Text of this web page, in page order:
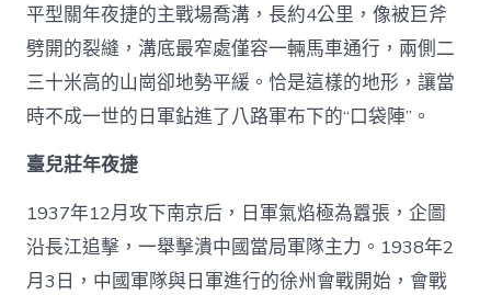
平型關年夜捷的主戰場喬溝，長約4公里，像被巨斧
劈開的裂縫，溝底最窄處僅容一輛馬車通行，兩側二
三十米高的山崗卻地勢平緩。恰是這樣的地形，讓當
時不成一世的日軍鉆進了八路軍布下的“口袋陣”。
臺兒莊年夜捷
1937年12月攻下南京后，日軍氣焰極為囂張，企圖
沿長江追擊，一舉擊潰中國當局軍隊主力。1938年2
月3日，中國軍隊與日軍進行的徐州會戰開始，會戰